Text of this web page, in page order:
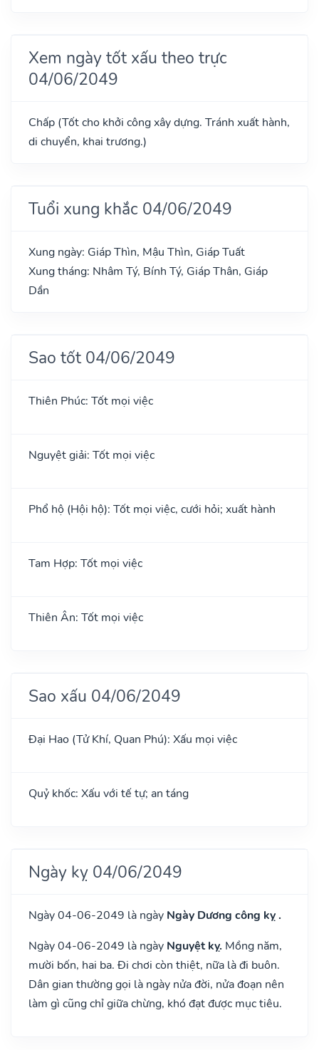
Xem ngày tốt xấu theo trực
04/06/2049
Chấp (Tốt cho khởi công xây dựng. Tránh xuất hành,
di chuyển, khai trương.)
Tuổi xung khắc 04/06/2049
Xung ngày: Giáp Thìn, Mậu Thìn, Giáp Tuất
Xung tháng: Nhâm Tý, Bính Tý, Giáp Thân, Giáp
Dần
Sao tốt 04/06/2049
Thiên Phúc: Tốt mọi việc
Nguyệt giải: Tốt mọi việc
Phổ hộ (Hội hộ): Tốt mọi việc, cưới hỏi; xuất hành
Tam Hợp: Tốt mọi việc
Thiên Ân: Tốt mọi việc
Sao xấu 04/06/2049
Đại Hao (Tử Khí, Quan Phú): Xấu mọi việc
Quỷ khốc: Xấu với tế tự; an táng
Ngày kỵ 04/06/2049
Ngày 04-06-2049 là ngày Ngày Dương công kỵ .
Ngày 04-06-2049 là ngày Nguyệt kỵ. Mồng năm,
mười bốn, hai ba. Đi chơi còn thiệt, nữa là đi buôn.
Dân gian thường gọi là ngày nửa đời, nửa đoạn nên
làm gì cũng chỉ giữa chừng, khó đạt được mục tiêu.